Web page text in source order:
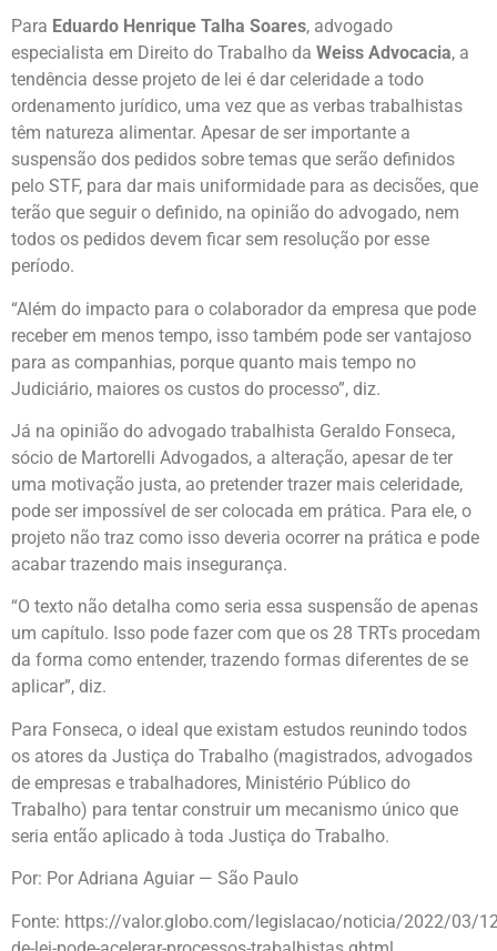
Para Eduardo Henrique Talha Soares, advogado
especialista em Direito do Trabalho da Weiss Advocacia, a
tendência desse projeto de lei é dar celeridade a todo
ordenamento jurídico, uma vez que as verbas trabalhistas
têm natureza alimentar. Apesar de ser importante a
suspensão dos pedidos sobre temas que serão definidos
pelo STF, para dar mais uniformidade para as decisões, que
terão que seguir o definido, na opinião do advogado, nem
todos os pedidos devem ficar sem resolução por esse
período.
“Além do impacto para o colaborador da empresa que pode
receber em menos tempo, isso também pode ser vantajoso
para as companhias, porque quanto mais tempo no
Judiciário, maiores os custos do processo”, diz.
Já na opinião do advogado trabalhista Geraldo Fonseca,
sócio de Martorelli Advogados, a alteração, apesar de ter
uma motivação justa, ao pretender trazer mais celeridade,
pode ser impossível de ser colocada em prática. Para ele, o
projeto não traz como isso deveria ocorrer na prática e pode
acabar trazendo mais insegurança.
“O texto não detalha como seria essa suspensão de apenas
um capítulo. Isso pode fazer com que os 28 TRTs procedam
da forma como entender, trazendo formas diferentes de se
aplicar”, diz.
Para Fonseca, o ideal que existam estudos reunindo todos
os atores da Justiça do Trabalho (magistrados, advogados
de empresas e trabalhadores, Ministério Público do
Trabalho) para tentar construir um mecanismo único que
seria então aplicado à toda Justiça do Trabalho.
Por: Por Adriana Aguiar — São Paulo
Fonte: https://valor.globo.com/legislacao/noticia/2022/03/